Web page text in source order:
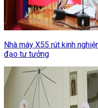
Nhà máy X55 rút kinh
đạo tư tưởng